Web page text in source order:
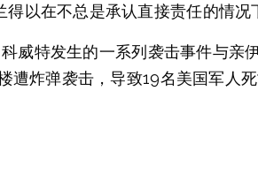
以在不总是承认直接责任的情况
威特发生的一系列袭击事件与亲
炸弹袭击，导致19名美国军人